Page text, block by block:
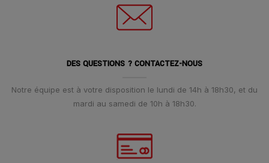
DES QUESTIONS ? CONTACTEZ-NOUS
Notre équipe est à votre disposition le lundi de 14h à 18h30, et du
mardi au samedi de 10h à 18h30.